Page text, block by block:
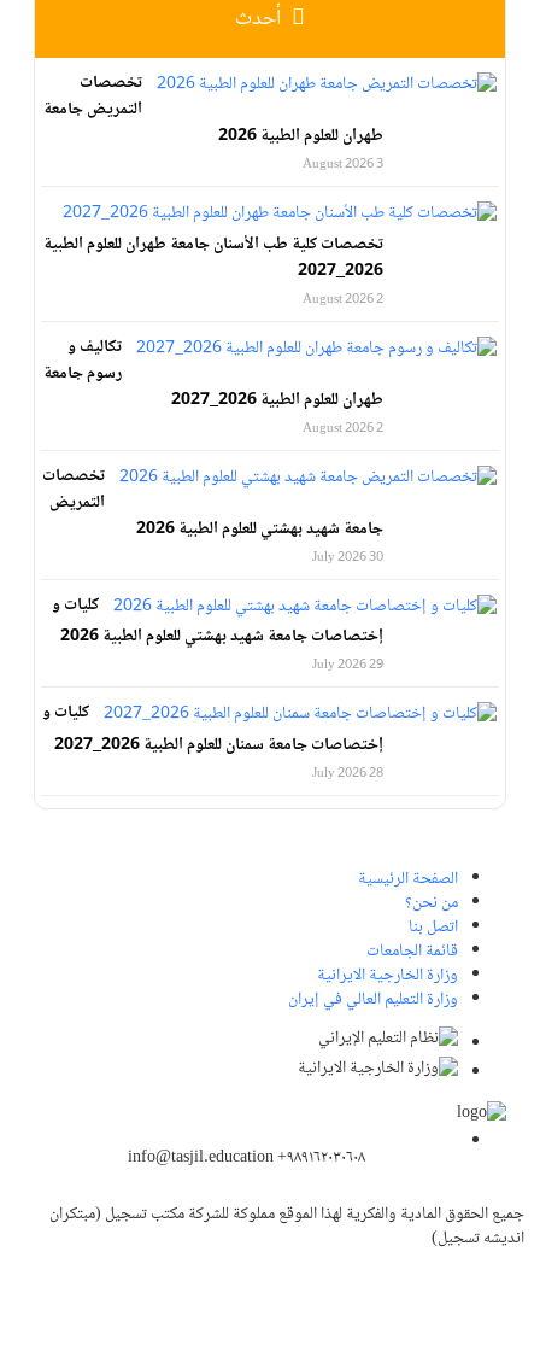
أحدث
تخصصات
التمريض جامعة
طهران للعلوم الطبية 2026
3 August 2026
تخصصات كلية طب الأسنان جامعة طهران للعلوم الطبية
2026_2027
2 August 2026
تكاليف و
رسوم جامعة
طهران للعلوم الطبية 2026_2027
2 August 2026
تخصصات
التمريض
جامعة شهيد بهشتي للعلوم الطبية 2026
30 July 2026
كليات و
إختصاصات جامعة شهيد بهشتي للعلوم الطبية 2026
29 July 2026
كليات و
إختصاصات جامعة سمنان للعلوم الطبية 2026_2027
28 July 2026
الصفحة الرئيسية
من نحن؟
اتصل بنا
قائمة الجامعات
وزارة الخارجية الايرانية
وزارة التعليم العالي في إيران
info@tasjil.education +۹۸۹۱۶۲۰۳۰۶۰۸
جميع الحقوق المادية والفكرية لهذا الموقع مملوكة للشركة مكتب تسجيل (مبتکران
اندیشه تسجیل)